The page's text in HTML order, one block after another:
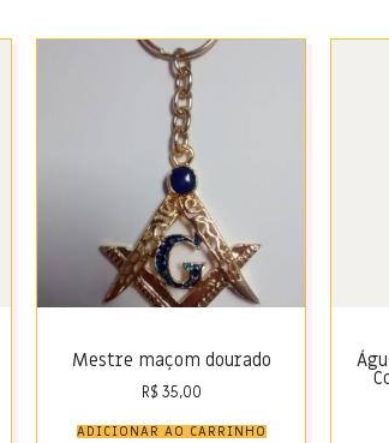
Mestre maçom dourado
R$ 35,00
ADICIONAR AO CARRINHO